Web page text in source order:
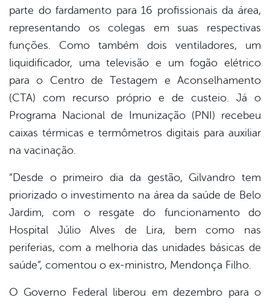
parte do fardamento para 16 profissionais da área,
representando os colegas em suas respectivas
funções. Como também dois ventiladores, um
liquidificador, uma televisão e um fogão elétrico
para o Centro de Testagem e Aconselhamento
(CTA) com recurso próprio e de custeio. Já o
Programa Nacional de Imunização (PNI) recebeu
caixas térmicas e termômetros digitais para auxiliar
na vacinação.
“Desde o primeiro dia da gestão, Gilvandro tem
priorizado o investimento na área da saúde de Belo
Jardim, com o resgate do funcionamento do
Hospital Júlio Alves de Lira, bem como nas
periferias, com a melhoria das unidades básicas de
saúde”, comentou o ex-ministro, Mendonça Filho.
O Governo Federal liberou em dezembro para o